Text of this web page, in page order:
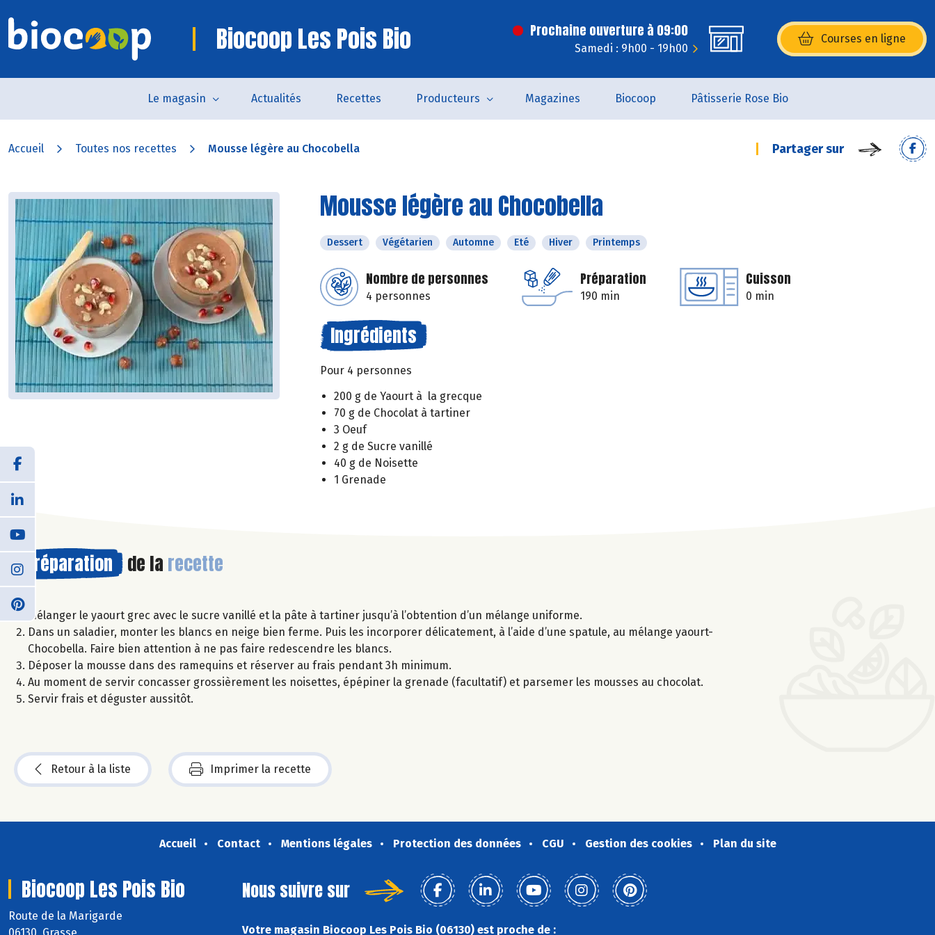
Biocoop Les Pois Bio Prochaine ouverture à 09:00
Samedi : 9h00 - 19h00
Courses en ligne
(s’ouvre dans une nouvelle
Le magasin Actualités Recettes Producteurs Magazines Biocoop Pâtisserie Rose Bio
Accueil Toutes nos recettes Mousse légère au Chocobella Partager sur
Mousse légère au Chocobella
Dessert Végétarien Automne Eté Hiver Printemps
Nombre de personnes
4 personnes
Préparation
190 min
Cuisson
0 min
Ingrédients
Pour 4 personnes
200 g de Yaourt à la grecque
70 g de Chocolat à tartiner
3 Oeuf
2 g de Sucre vanillé
40 g de Noisette
1 Grenade
Préparation de la recette
Mélanger le yaourt grec avec le sucre vanillé et la pâte à tartiner jusqu’à l’obtention d’un mélange uniforme.
Dans un saladier, monter les blancs en neige bien ferme. Puis les incorporer délicatement, à l’aide d’une spatule, au mélange yaourt-
Chocobella. Faire bien attention à ne pas faire redescendre les blancs.
Déposer la mousse dans des ramequins et réserver au frais pendant 3h minimum.
Au moment de servir concasser grossièrement les noisettes, épépiner la grenade (facultatif) et parsemer les mousses au chocolat.
Servir frais et déguster aussitôt.
Retour à la liste Imprimer la recette
Accueil Contact Mentions légales Protection des données CGU Gestion des cookies Plan du site
Biocoop Les Pois Bio
Route de la Marigarde
06130 Grasse
Nous suivre sur
Votre magasin Biocoop Les Pois Bio (06130) est proche de :